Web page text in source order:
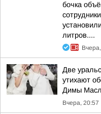
бочка
литров....
Две
утихают
Димы
Вчера, 20:57